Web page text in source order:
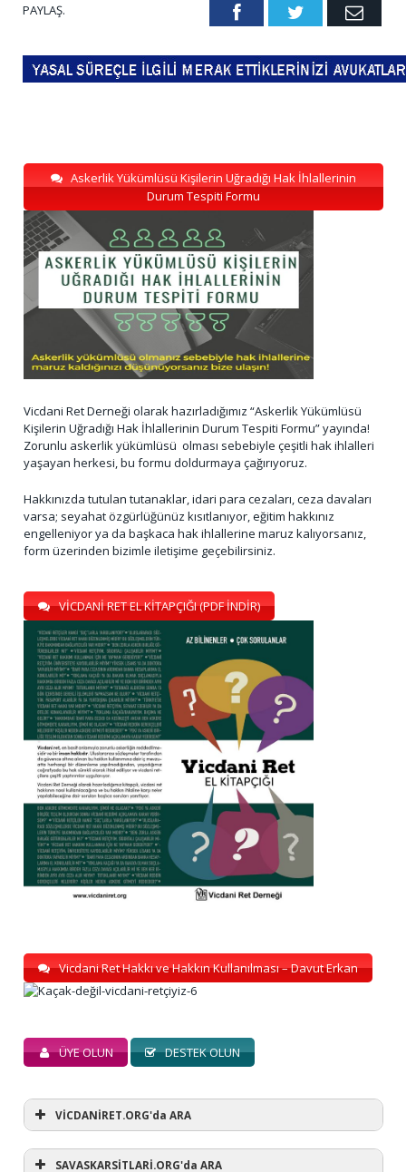
PAYLAŞ. FacebookTwitter Email
Askerlik Yükümlüsü Kişilerin Uğradığı Hak İhlallerinin
Durum Tespiti Formu
Vicdani Ret Derneği olarak hazırladığımız “Askerlik Yükümlüsü
Kişilerin Uğradığı Hak İhlallerinin Durum Tespiti Formu” yayında!
Zorunlu askerlik yükümlüsü olması sebebiyle çeşitli hak ihlalleri
yaşayan herkesi, bu formu doldurmaya çağırıyoruz.
Hakkınızda tutulan tutanaklar, idari para cezaları, ceza davaları
varsa; seyahat özgürlüğünüz kısıtlanıyor, eğitim hakkınız
engelleniyor ya da başkaca hak ihlallerine maruz kalıyorsanız,
form üzerinden bizimle iletişime geçebilirsiniz.
VİCDANİ RET EL KİTAPÇIĞI (PDF İNDİR)
Vicdani Ret Hakkı ve Hakkın Kullanılması – Davut Erkan
ÜYE OLUN DESTEK OLUN
VİCDANİRET.ORG'da ARA
SAVASKARSİTLARİ.ORG'da ARA